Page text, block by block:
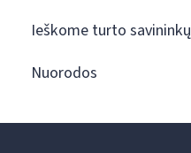
Ieškome turto savininkų
Nuorodos